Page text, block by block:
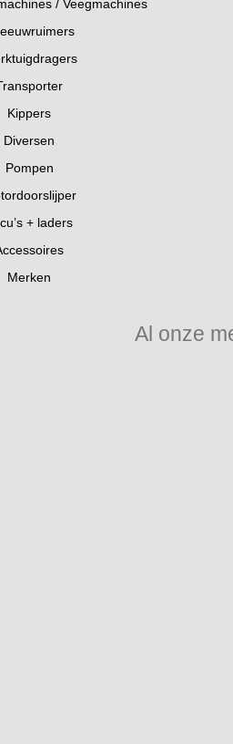
/ Veegmachines
Kippers
Diversen
Pompen
+ laders
Merken
Al onze